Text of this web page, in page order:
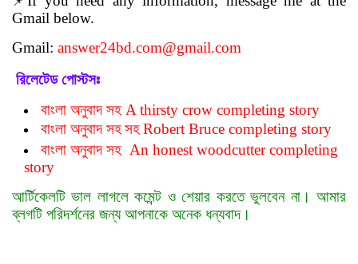
Gmail below.
Gmail: answer24bd.com@gmail.com
রিলেটেড পোস্টসঃ
বাংলা অনুবাদ সহ A thirsty crow completing story
বাংলা অনুবাদ সহসহRobert Bruce completing story
বাংলা অনুবাদ সহ An honest woodcutter completing
story
আর্টিকেলটি ভাল লাগলে কমেন্ট ও শেয়ার করতে ভুলবেন না। আমার
ব্লগটি পরিদর্শনের জন্য আপনাকে অনেক ধন্যবাদ।